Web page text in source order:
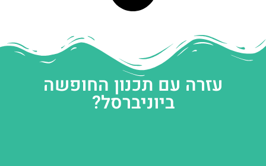
עזרה עם תכנון החופשה
ביוניברסל?